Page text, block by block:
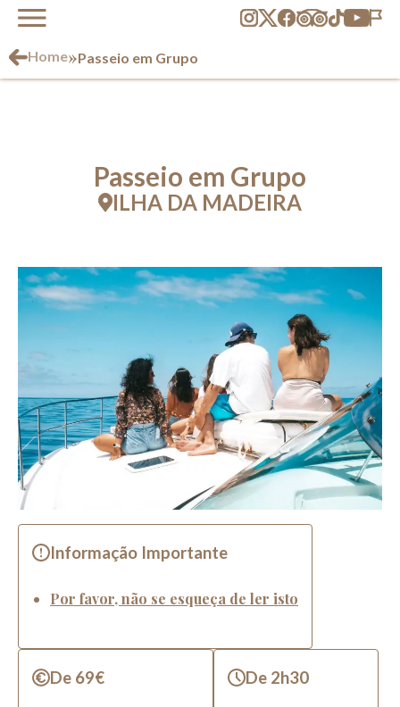
Home»Passeio em Grupo
Passeio em Grupo
ILHA DA MADEIRA
Informação Importante
Por favor, não se esqueça de ler isto
De 69€ De 2h30